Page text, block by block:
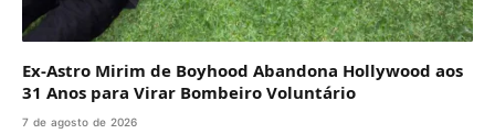
Ex-Astro Mirim de Boyhood Abandona Hollywood aos
31 Anos para Virar Bombeiro Voluntário
7 de agosto de 2026